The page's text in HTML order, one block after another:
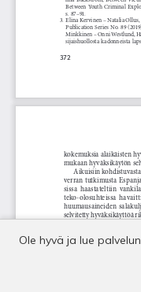
Ole hyvä ja lue palvelun